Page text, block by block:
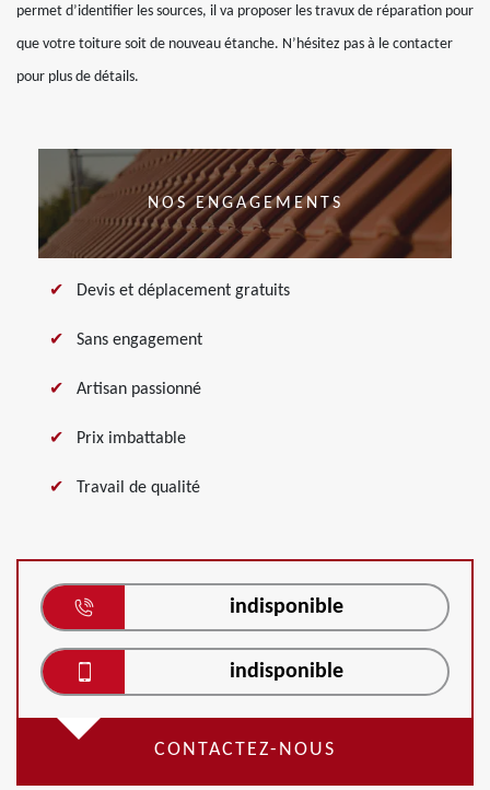
permet d’identifier les sources, il va proposer les travux de réparation pour
que votre toiture soit de nouveau étanche. N’hésitez pas à le contacter
pour plus de détails.
NOS ENGAGEMENTS
Devis et déplacement gratuits
Sans engagement
Artisan passionné
Prix imbattable
Travail de qualité
indisponible
indisponible
CONTACTEZ-NOUS